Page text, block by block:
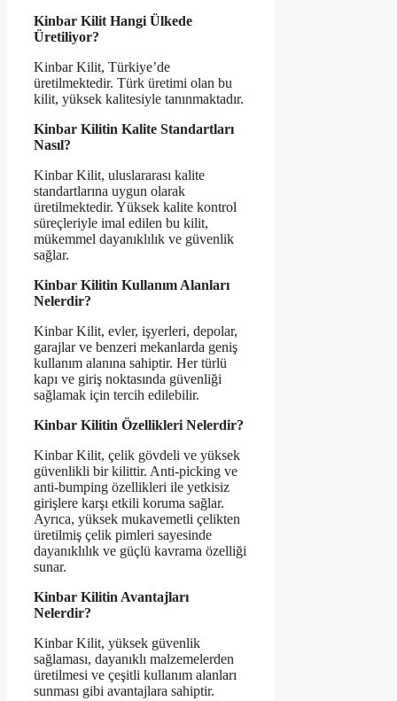
Kinbar Kilit Hangi Ülkede
Üretiliyor?
Kinbar Kilit, Türkiye’de
üretilmektedir. Türk üretimi olan bu
kilit, yüksek kalitesiyle tanınmaktadır.
Kinbar Kilitin Kalite Standartları
Nasıl?
Kinbar Kilit, uluslararası kalite
standartlarına uygun olarak
üretilmektedir. Yüksek kalite kontrol
süreçleriyle imal edilen bu kilit,
mükemmel dayanıklılık ve güvenlik
sağlar.
Kinbar Kilitin Kullanım Alanları
Nelerdir?
Kinbar Kilit, evler, işyerleri, depolar,
garajlar ve benzeri mekanlarda geniş
kullanım alanına sahiptir. Her türlü
kapı ve giriş noktasında güvenliği
sağlamak için tercih edilebilir.
Kinbar Kilitin Özellikleri Nelerdir?
Kinbar Kilit, çelik gövdeli ve yüksek
güvenlikli bir kilittir. Anti-picking ve
anti-bumping özellikleri ile yetkisiz
girişlere karşı etkili koruma sağlar.
Ayrıca, yüksek mukavemetli çelikten
üretilmiş çelik pimleri sayesinde
dayanıklılık ve güçlü kavrama özelliği
sunar.
Kinbar Kilitin Avantajları
Nelerdir?
Kinbar Kilit, yüksek güvenlik
sağlaması, dayanıklı malzemelerden
üretilmesi ve çeşitli kullanım alanları
sunması gibi avantajlara sahiptir.